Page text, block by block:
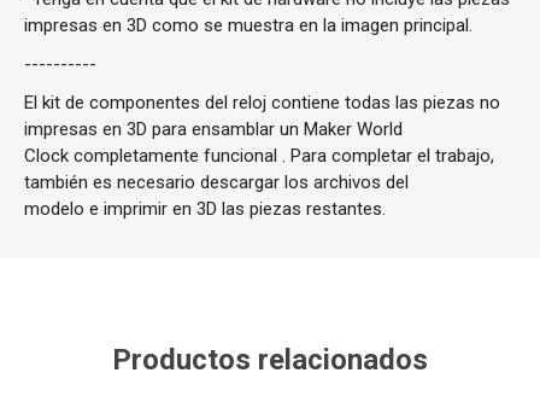
impresas en 3D como se muestra en la imagen principal.
----------
El kit de componentes del reloj contiene todas las piezas no
impresas en 3D para ensamblar un Maker World
Clock completamente funcional . Para completar el trabajo,
también es necesario descargar los archivos del
modelo e imprimir en 3D las piezas restantes.
Productos relacionados